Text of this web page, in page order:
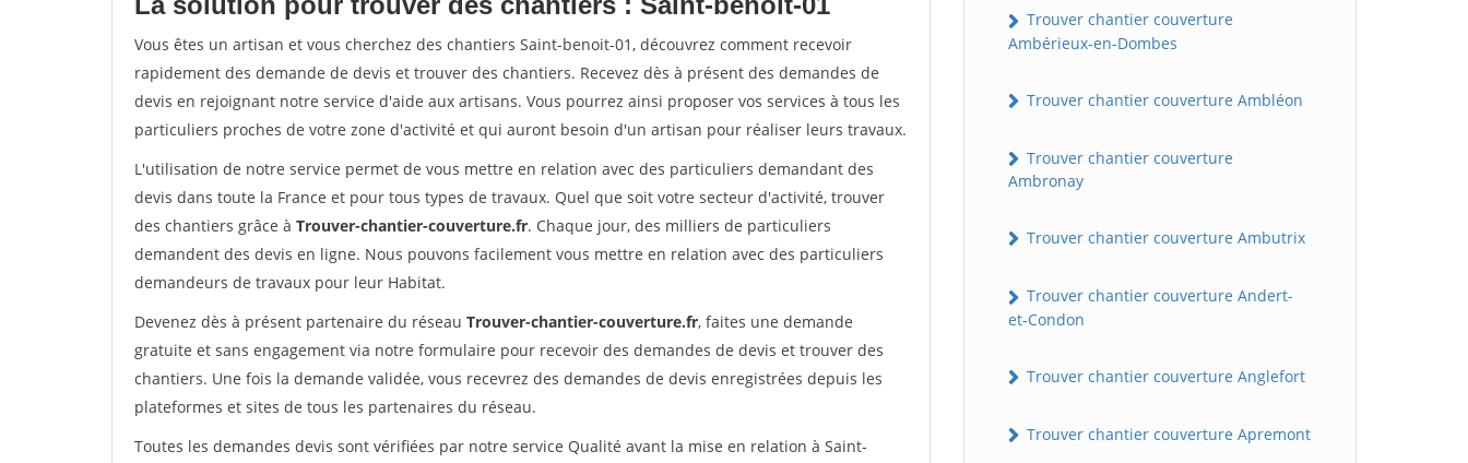
Vous êtes un artisan et vous cherchez des chantiers Saint-benoit-01, découvrez comment recevoir
rapidement des demande de devis et trouver des chantiers. Recevez dès à présent des demandes de
devis en rejoignant notre service d'aide aux artisans. Vous pourrez ainsi proposer vos services à tous les
particuliers proches de votre zone d'activité et qui auront besoin d'un artisan pour réaliser leurs travaux.
L'utilisation de notre service permet de vous mettre en relation avec des particuliers demandant des
devis dans toute la France et pour tous types de travaux. Quel que soit votre secteur d'activité, trouver
des chantiers grâce à Trouver-chantier-couverture.fr. Chaque jour, des milliers de particuliers
demandent des devis en ligne. Nous pouvons facilement vous mettre en relation avec des particuliers
demandeurs de travaux pour leur Habitat.
Devenez dès à présent partenaire du réseau Trouver-chantier-couverture.fr, faites une demande
gratuite et sans engagement via notre formulaire pour recevoir des demandes de devis et trouver des
chantiers. Une fois la demande validée, vous recevrez des demandes de devis enregistrées depuis les
plateformes et sites de tous les partenaires du réseau.
Toutes les demandes devis sont vérifiées par notre service Qualité avant la mise en relation à Saint-
Trouver chantier couverture
Ambérieux-en-Dombes
Trouver chantier couverture Ambléon
Trouver chantier couverture
Ambronay
Trouver chantier couverture Ambutrix
Trouver chantier couverture Andert-
et-Condon
Trouver chantier couverture Anglefort
Trouver chantier couverture Apremont